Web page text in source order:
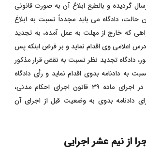
گردیده و بالطبع ابلاغ آن به صورت قانونی
حالت، دادگاه می‌ باید مجدداً نسبت به ابلاغ
که خارج از مهلت به عمل آمده، به تجدید
اعلامی وی اقدام نماید و بر فرض اینکه پس
دادگاه تجدید نظر نسبت به نقض قرار مذکور
به دادنامه بدوی اقدام نماید و رأی دادگاه
بدوی را نقض کند، در اجرای ماده ۳۹ قانون اجرای احکام مدنی،
دادنامه بدوی به وضعیت قبل از اجرای آن
از نیم عشر اجرایی